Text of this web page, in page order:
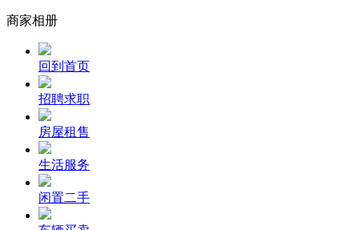
商家相册
回到首页
招聘求职
房屋租售
生活服务
闲置二手